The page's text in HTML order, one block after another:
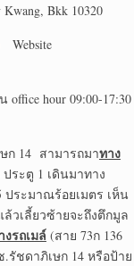
Kwang, Bkk 10320
Website
hour 09:00-17:30
ก 14 สามารถมาทาง
ระตู 1 เดินมาทาง
ประมาณร้อยเมตร เห็น
วเลี้ยวซ้ายจะถึงตึกมูล
งรถเมล์ (สาย 73ก 136
รัชดาภิเษก 14 หรือป้าย